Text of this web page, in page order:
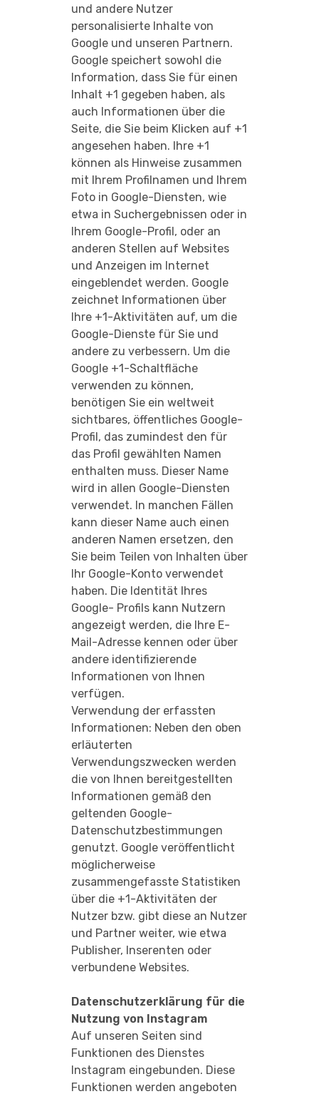
und andere Nutzer
personalisierte Inhalte von
Google und unseren Partnern.
Google speichert sowohl die
Information, dass Sie für einen
Inhalt +1 gegeben haben, als
auch Informationen über die
Seite, die Sie beim Klicken auf +1
angesehen haben. Ihre +1
können als Hinweise zusammen
mit Ihrem Profilnamen und Ihrem
Foto in Google-Diensten, wie
etwa in Suchergebnissen oder in
Ihrem Google-Profil, oder an
anderen Stellen auf Websites
und Anzeigen im Internet
eingeblendet werden. Google
zeichnet Informationen über
Ihre +1-Aktivitäten auf, um die
Google-Dienste für Sie und
andere zu verbessern. Um die
Google +1-Schaltfläche
verwenden zu können,
benötigen Sie ein weltweit
sichtbares, öffentliches Google-
Profil, das zumindest den für
das Profil gewählten Namen
enthalten muss. Dieser Name
wird in allen Google-Diensten
verwendet. In manchen Fällen
kann dieser Name auch einen
anderen Namen ersetzen, den
Sie beim Teilen von Inhalten über
Ihr Google-Konto verwendet
haben. Die Identität Ihres
Google- Profils kann Nutzern
angezeigt werden, die Ihre E-
Mail-Adresse kennen oder über
andere identifizierende
Informationen von Ihnen
verfügen.
Verwendung der erfassten
Informationen: Neben den oben
erläuterten
Verwendungszwecken werden
die von Ihnen bereitgestellten
Informationen gemäß den
geltenden Google-
Datenschutzbestimmungen
genutzt. Google veröffentlicht
möglicherweise
zusammengefasste Statistiken
über die +1-Aktivitäten der
Nutzer bzw. gibt diese an Nutzer
und Partner weiter, wie etwa
Publisher, Inserenten oder
verbundene Websites.
Datenschutzerklärung für die
Nutzung von Instagram
Auf unseren Seiten sind
Funktionen des Dienstes
Instagram eingebunden. Diese
Funktionen werden angeboten